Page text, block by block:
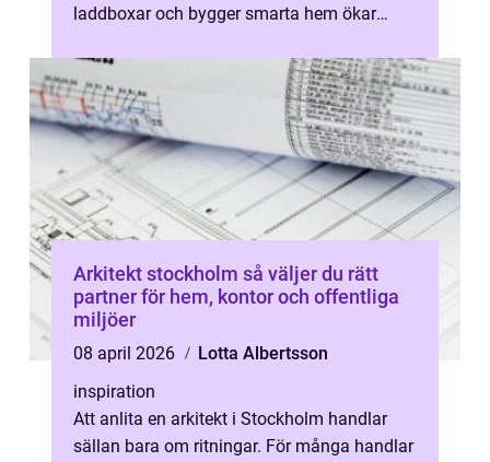
laddboxar och bygger smarta hem ökar
Arkitekt stockholm så väljer du rätt
partner för hem, kontor och offentliga
miljöer
08 april 2026
Lotta Albertsson
inspiration
Att anlita en arkitekt i Stockholm handlar
sällan bara om ritningar. För många handlar